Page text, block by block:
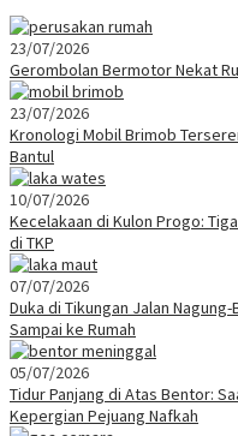
23/07/2026
Gerombolan Bermotor Nekat
23/07/2026
Kronologi Mobil Brimob
Bantul
10/07/2026
Kecelakaan di Kulon Progo:
di TKP
07/07/2026
Duka di Tikungan Jalan
Sampai ke Rumah
05/07/2026
Tidur Panjang di Atas Bentor:
Kepergian Pejuang Nafkah